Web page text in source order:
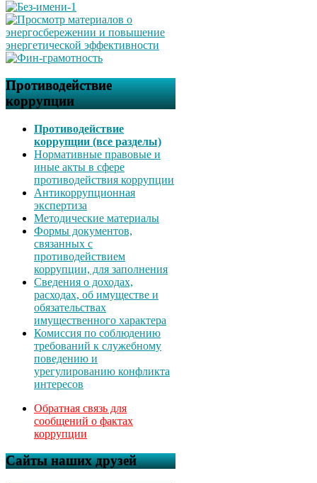
Противодействие
коррупции
Противодействие
коррупции (все разделы)
Нормативные правовые и
иные акты в сфере
противодействия коррупции
Антикоррупционная
экспертиза
Методические материалы
Формы документов,
связанных с
противодействием
коррупции, для заполнения
Сведения о доходах,
расходах, об имуществе и
обязательствах
имущественного характера
Комиссия по соблюдению
требований к служебному
поведению и
урегулированию конфликта
интересов
Обратная связь для
сообщений о фактах
коррупции
Сайты наших друзей